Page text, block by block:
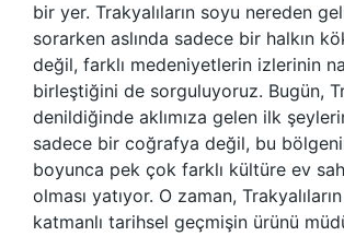
bir yer. Trakyalıların soyu nereden
sorarken aslında sadece bir halkın
değil, farklı medeniyetlerin izlerinin
birleştiğini de sorguluyoruz. Bugün,
denildiğinde aklımıza gelen ilk
sadece bir coğrafya değil, bu
boyunca pek çok farklı kültüre ev
olması yatıyor. O zaman,
katmanlı tarihsel geçmişin ürünü